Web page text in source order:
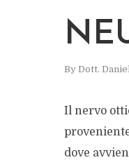
By Dott.
Il nervo
dove